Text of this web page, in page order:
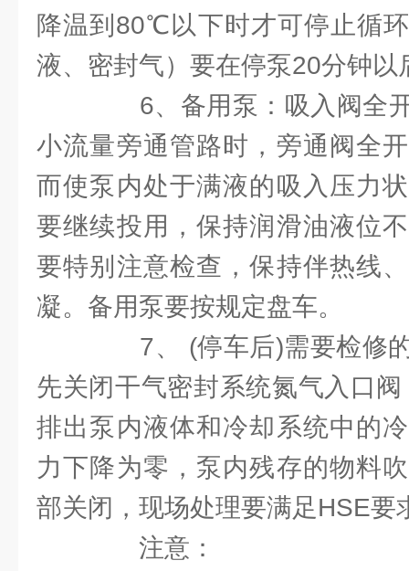
降温到80℃以下时才可停止循
液、密封气）要在停泵20分钟以
6、备用泵：吸入阀全开
小流量旁通管路时，旁通阀全
而使泵内处于满液的吸入压力
要继续投用，保持润滑油液位
要特别注意检查，保持伴热线
凝。备用泵要按规定盘车。
7、 (停车后)需要检修的
先关闭干气密封系统氮气入口
排出泵内液体和冷却系统中的
力下降为零，泵内残存的物料
部关闭，现场处理要满足HSE要
注意：